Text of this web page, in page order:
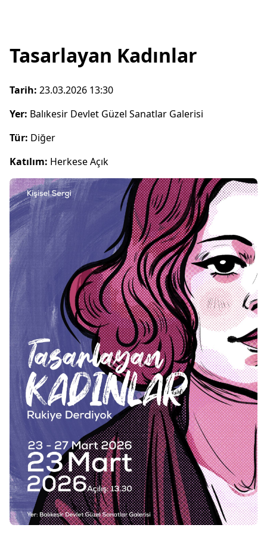
Tasarlayan Kadınlar
Tarih: 23.03.2026 13:30
Yer: Balıkesir Devlet Güzel Sanatlar Galerisi
Tür: Diğer
Katılım: Herkese Açık